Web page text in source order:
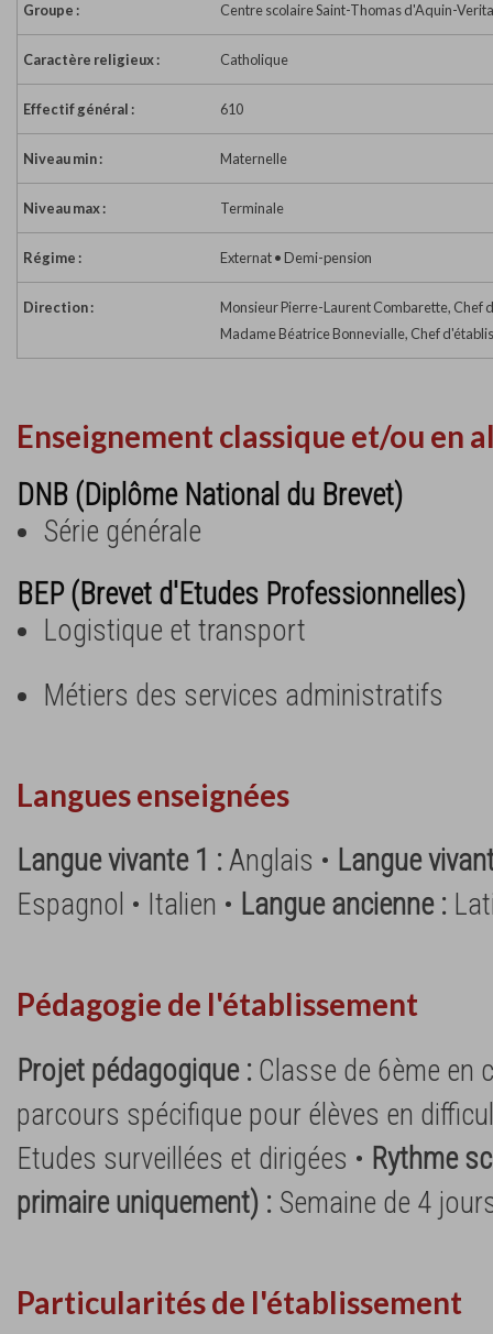
Groupe : Centre scolaire Saint-Thomas d'Aquin-
Caractère religieux : Catholique
Effectif général : 610
Niveau min : Maternelle
Niveau max : Terminale
Régime : Externat • Demi-pension
Direction :
Monsieur Pierre-Laurent Combarette, Chef
Madame Béatrice Bonnevialle, Chef
Enseignement classique et/ou en
DNB (Diplôme National du Brevet)
Série générale
BEP (Brevet d'Etudes Professionnelles)
Logistique et transport
Métiers des services administratifs
Langues enseignées
Langue vivante 1 :Anglais • Langue
Espagnol • Italien • Langue ancienne :
Pédagogie de l'établissement
Projet pédagogique : Classe de 6ème en
parcours spécifique pour élèves en
Etudes surveillées et dirigées • Rythme
primaire uniquement) : Semaine de 4
Particularités de l'établissement